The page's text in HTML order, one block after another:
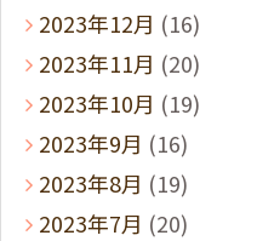
2023年12月 (16)
2023年11月 (20)
2023年10月 (19)
2023年9月 (16)
2023年8月 (19)
2023年7月 (20)